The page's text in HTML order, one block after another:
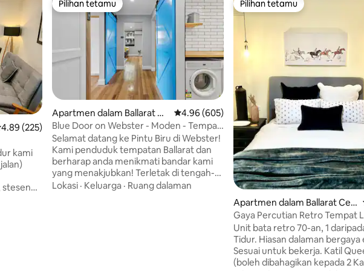
purata 4.89 daripada 5, 225 ulasan
4.89 (225)
kami
stesen
Tasik
Pilihan tetamu
Pilihan tetamu
Apartmen dalam Ballarat Ce
ntral
Penarafan purata 4.96 daripada 5, 605 ulasan
4.96 (605)
Blue Door on Webster - Moden - Tempat
Letak Kereta Percuma
Selamat datang ke Pintu Biru di Webster!
Kami penduduk tempatan Ballarat dan
berharap anda menikmati bandar kami
yang menakjubkan! Terletak di tengah-
tengah Webster Street yang dibarisi
Lokasi · Keluarga · Ruang dalaman
Pilihan tetamu
Pilihan tetamu
Apartmen dalam Ballarat Cen
tral
Gaya Percutian Retro Tempat
Kenderaan Percuma
Unit bata retro 70-an, 1 daripada 3. 2
Tidur. Hiasan dalaman bergaya
Sesuai untuk bekerja. Katil Queen & King
(boleh dibahagikan kepada 2